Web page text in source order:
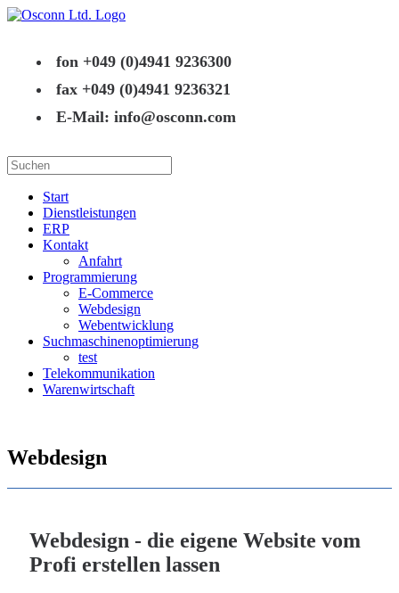
fon +049 (0)4941 9236300
fax +049 (0)4941 9236321
E-Mail: info@osconn.com
Start
Dienstleistungen
ERP
Kontakt
Anfahrt
Programmierung
E-Commerce
Webdesign
Webentwicklung
Suchmaschinenoptimierung
test
Telekommunikation
Warenwirtschaft
Webdesign
Webdesign - die eigene Website vom
Profi erstellen lassen